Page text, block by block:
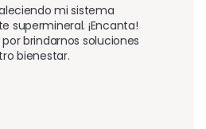
mi sistema
supermineral. ¡Encanta!
brindarnos soluciones
bienestar.